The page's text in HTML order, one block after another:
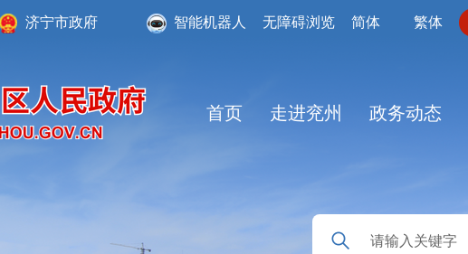
济宁市政府 智能机器人 无障碍浏览 简体 繁体
首页 走进兖州 政务动态